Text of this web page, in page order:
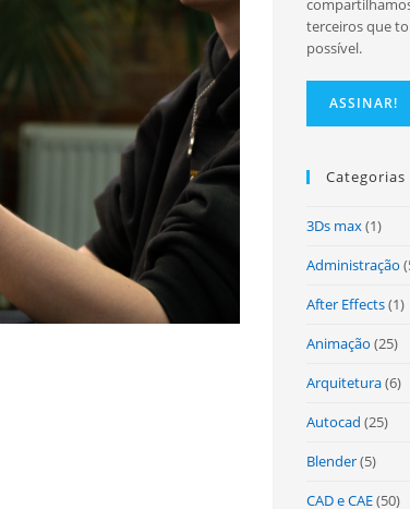
terceiros que
possível.
Categorias
3Ds max(1)
Administração
After Effects(1)
Animação (25)
Arquitetura(6)
Autocad (25)
Blender(5)
CAD e CAE(50)